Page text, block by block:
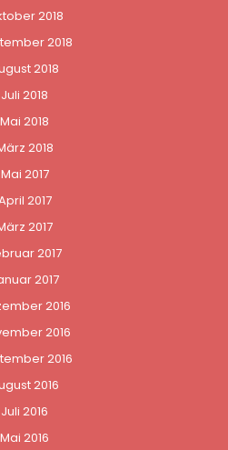
2018
2018
2018
Juli 2018
Mai 2018
2018
Mai 2017
2017
2017
2017
2017
2016
2016
2016
2016
Juli 2016
Mai 2016